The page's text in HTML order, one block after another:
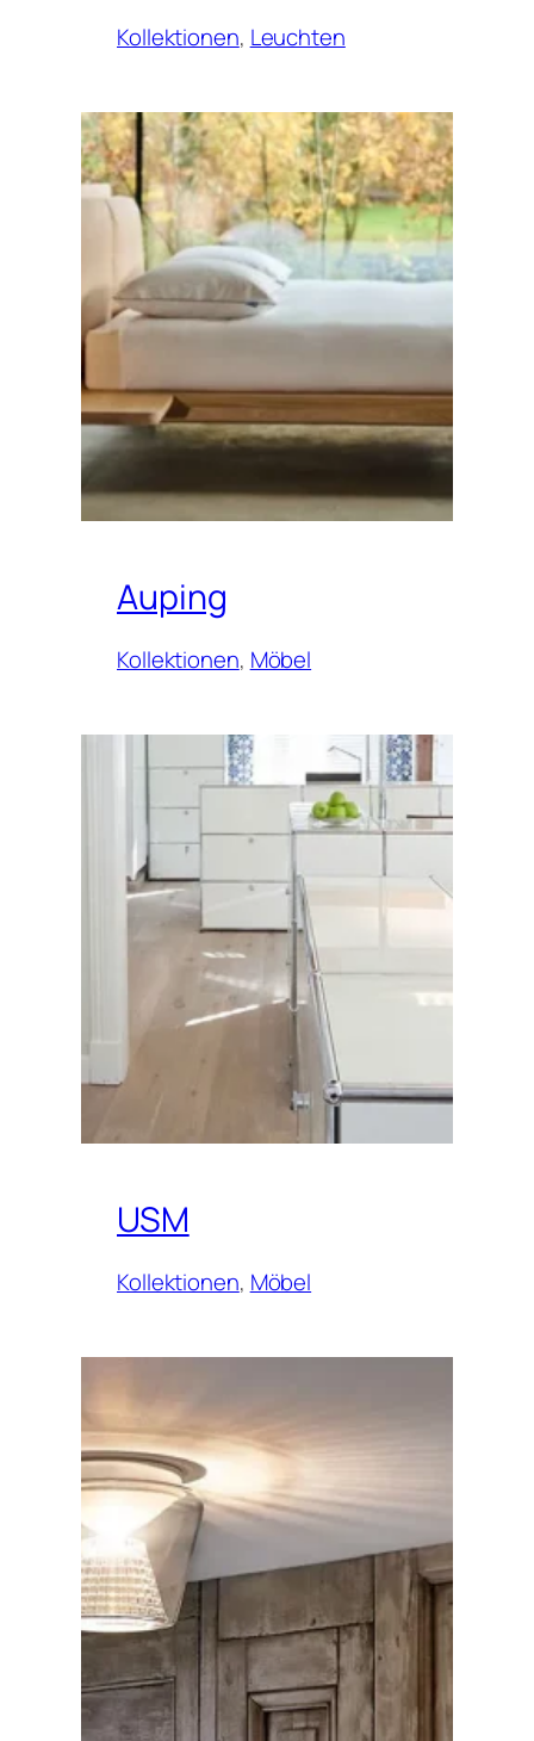
Kollektionen, Leuchten
Auping
Kollektionen, Möbel
USM
Kollektionen, Möbel